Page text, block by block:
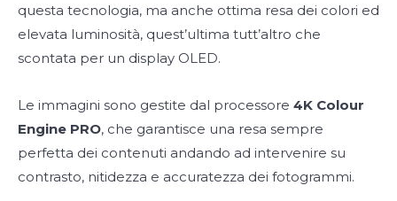
questa tecnologia, ma anche ottima resa dei colori ed
elevata luminosità, quest’ultima tutt’altro che
scontata per un display OLED.
Le immagini sono gestite dal processore 4K Colour
Engine PRO, che garantisce una resa sempre
perfetta dei contenuti andando ad intervenire su
contrasto, nitidezza e accuratezza dei fotogrammi.